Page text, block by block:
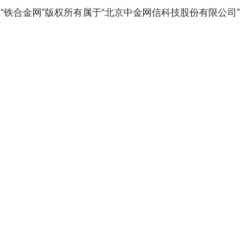
“铁合金网”版权所有属于“北京中金网信科技股份有限公司